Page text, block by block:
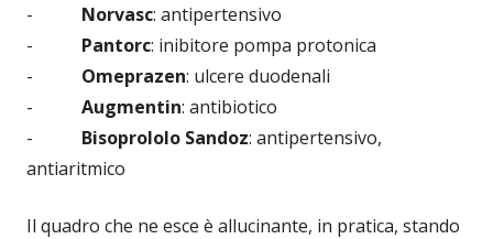
- Norvasc: antipertensivo
- Pantorc: inibitore pompa protonica
- Omeprazen: ulcere duodenali
- Augmentin: antibiotico
- Bisoprololo Sandoz: antipertensivo,
antiaritmico
Il quadro che ne esce è allucinante, in pratica, stando